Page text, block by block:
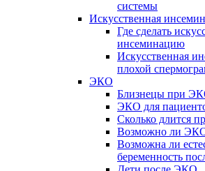
системы
Искусственная
Где сделать
инсеминацию
Искусственная
плохой
ЭКО
Близнецы при
ЭКО для
Сколько длится
Возможно ли ЭКО
Возможна ли
беременность